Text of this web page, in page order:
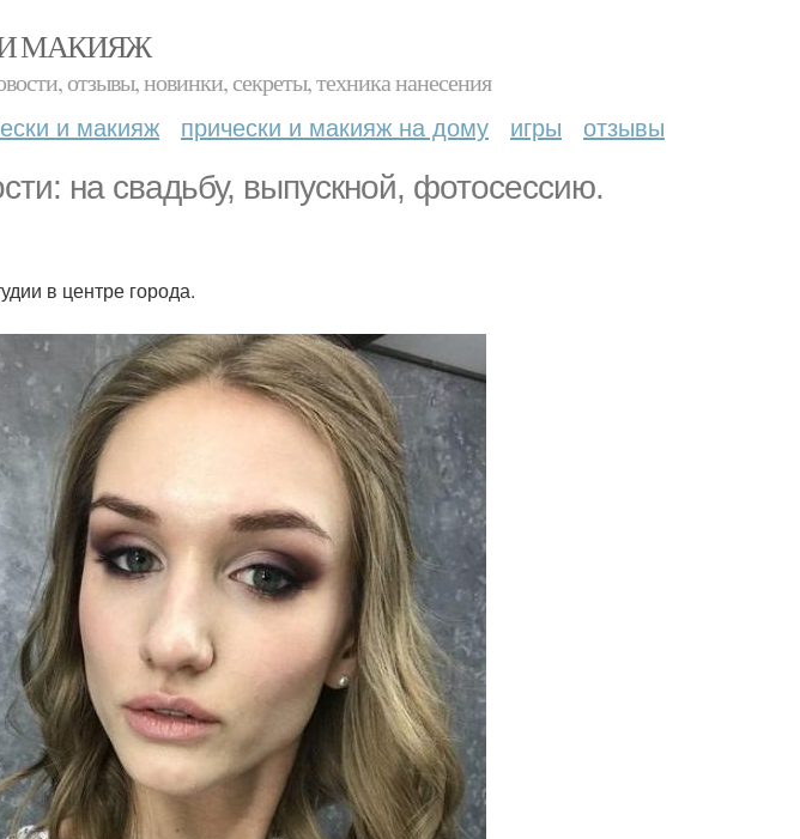
МАКИЯЖ
отзывы, новинки, секреты, техника нанесения
и макияж прически и макияж на дому игры отзывы
на свадьбу, выпускной, фотосессию.
в центре города.